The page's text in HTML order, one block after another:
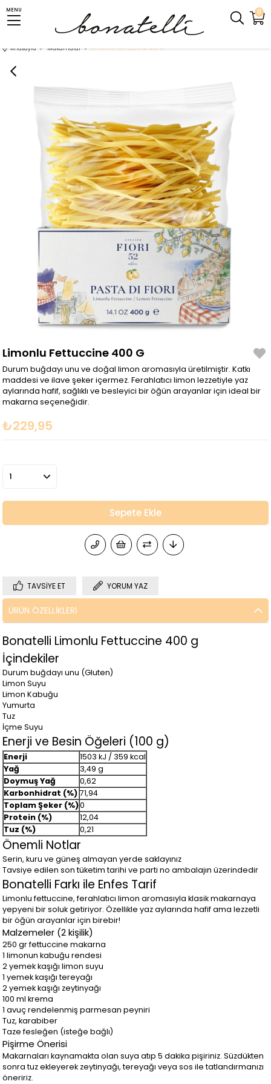
0
MENU
Anasayfa Makarnalar Limonlu Fettuccine 400 G
Limonlu Fettuccine 400 G
Durum buğdayı unu ve doğal limon aromasıyla üretilmiştir. Katkı
maddesi ve ilave şeker içermez. Ferahlatıcı limon lezzetiyle yaz
aylarında hafif, sağlıklı ve besleyici bir öğün arayanlar için ideal bir
makarna seçeneğidir.
₺229,95
TAVSIYE ET YORUM YAZ
ÜRÜN ÖZELLIKLERI
Bonatelli Limonlu Fettuccine 400 g
İçindekiler
Durum buğdayı unu (Gluten)
Limon Suyu
Limon Kabuğu
Yumurta
Tuz
İçme Suyu
Enerji ve Besin Öğeleri (100 g)
Enerji
1503 kJ / 359 kcal
Yağ
3,49 g
Doymuş Yağ
0,62
Karbonhidrat (%) 71,94
Toplam Şeker (%)0
Protein (%)
12,04
Tuz (%)
0,21
Önemli Notlar
Serin, kuru ve güneş almayan yerde saklayınız
Tavsiye edilen son tüketim tarihi ve parti no ambalajın üzerindedir
Bonatelli Farkı ile Enfes Tarif
Limonlu fettuccine, ferahlatıcı limon aromasıyla klasik makarnaya
yepyeni bir soluk getiriyor. Özellikle yaz aylarında hafif ama lezzetli
bir öğün arayanlar için birebir!
Malzemeler (2 kişilik)
250 gr fettuccine makarna
1 limonun kabuğu rendesi
2 yemek kaşığı limon suyu
1 yemek kaşığı tereyağı
2 yemek kaşığı zeytinyağı
100 ml krema
1 avuç rendelenmiş parmesan peyniri
Tuz, karabiber
Taze fesleğen (isteğe bağlı)
Pişirme Önerisi
Makarnaları kaynamakta olan suya atıp 5 dakika pişiriniz. Süzdükten
sonra tuz ekleyerek zeytinyağı, tereyağı veya sos ile tatlandırmanızı
öneririz.